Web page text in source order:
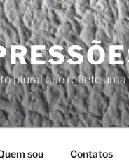
plural que reflete
sou Contatos